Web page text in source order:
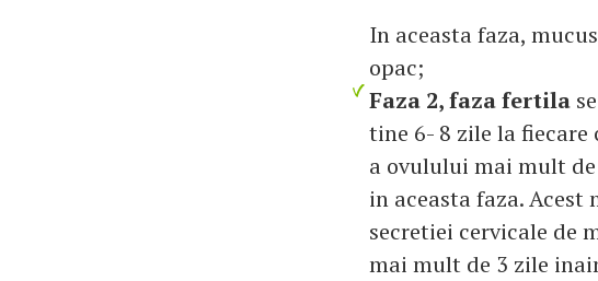
In aceasta faza,
opac;
Faza 2, faza fertila
tine 6- 8 zile la
a ovulului mai mult
in aceasta faza.
secretiei cervicale de
mai mult de 3 zile